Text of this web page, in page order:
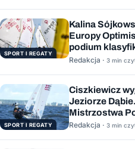
SPORT I REGATY
Kalina
Europy
podium
Redakcja · 3 min
SPORT I REGATY
Ciszkiewicz
Jeziorze
Mistrzostwa
rozstrzygnięte
Redakcja · 3 min